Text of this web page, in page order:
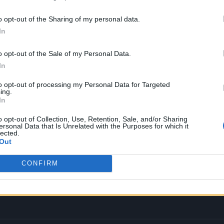
por no participar en la divulgación adicional de su información
en la Lista de participantes intermedios de la IAB.
opt-out of the Sharing of my personal data.
opt-out of the Sale of my Personal Data.
opt-out of processing my Personal Data for Targeted
opt-out of Collection, Use, Retention, Sale, and/or Sharing
Data that Is Unrelated with the Purposes for which it
CONFIRM
ha vendido más en su primer